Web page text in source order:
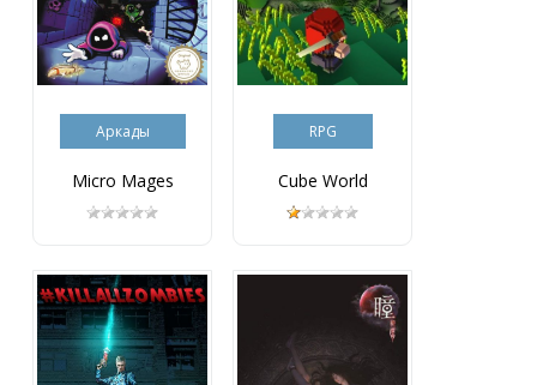
Аркады
Micro Mages
RPG
Cube World